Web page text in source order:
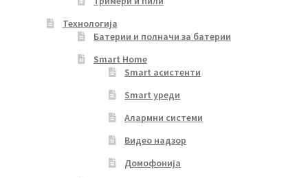
Технологија
Батерии и полначи за батерии
Smart Home
Smart асистенти
Smart уреди
Алармни системи
Видео надзор
Домофонија